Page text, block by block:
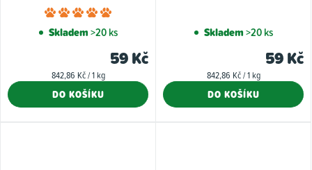
Průměrné
hodnocení
je
5,0
Skladem>20 ks
59 Kč
Měrná
842,86 Kč / 1 kg
DO KOŠÍKU
Skladem>20 ks
59 Kč
Měrná
842,86 Kč / 1 kg
DO KOŠÍKU